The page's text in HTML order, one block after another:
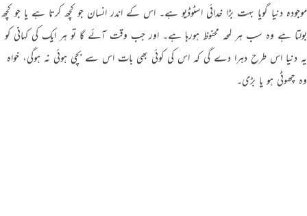
موجودہ دنیا گویا بہت بڑا خدائی اسٹوڈیو ہے۔ اس کے اندر انسان جو کچھ کرتا ہے یا جو کچھ
بولتا ہے وہ سب ہر لمحہ محفوظ ہورہا ہے۔ اور جب وقت آئے گا تو ہر ایک کی کہانی کو
یہ دنیا اس طرح دہرا دے گی کہ اس کی کوئی بھی بات اس سے بچی ہوئی نہ ہوگی، خواہ
وہ چھوٹی ہو یا بڑی۔